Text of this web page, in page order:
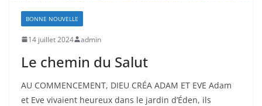
BONNE NOUVELLE
14 juillet 2024 admin
Le chemin du Salut
AU COMMENCEMENT, DIEU CRÉA ADAM ET EVE Adam
et Eve vivaient heureux dans le jardin d’Éden, ils